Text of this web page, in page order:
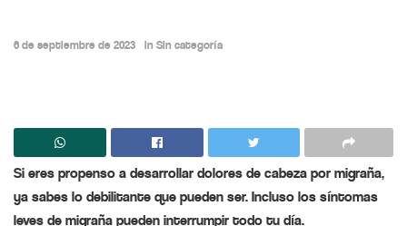
6 de septiembre de 2023 in Sin categoría
Si eres propenso a desarrollar dolores de cabeza por migraña,
ya sabes lo debilitante que pueden ser. Incluso los síntomas
leves de migraña pueden interrumpir todo tu día.